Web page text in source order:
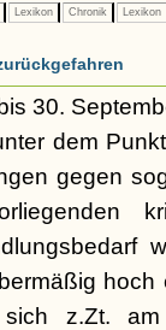
Lexikon Chronik Lexikon
30.
dem
gegen
hoch
z.Zt.